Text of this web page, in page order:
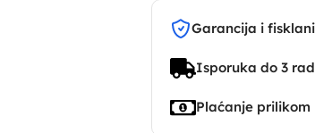
Garancija i
Isporuka do 3
Plaćanje prilikom